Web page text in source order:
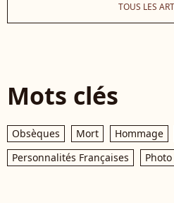
TOUS LES
Mots clés
Obsèques Mort Hommage
Personnalités Françaises
Photo